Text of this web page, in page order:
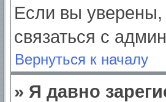
Если вы уверены,
связаться с
Вернуться к началу
» Я давно